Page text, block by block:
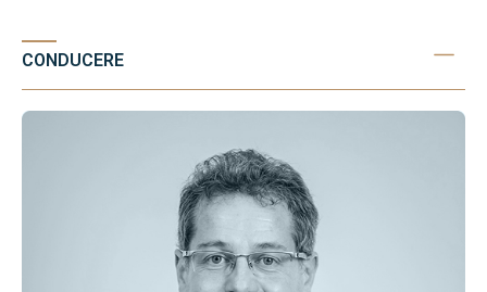
CONDUCERE